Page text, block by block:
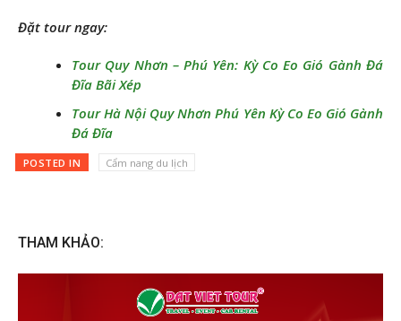
Đặt tour ngay:
Tour Quy Nhơn – Phú Yên: Kỳ Co Eo Gió Gành Đá
Đĩa Bãi Xép
Tour Hà Nội Quy Nhơn Phú Yên Kỳ Co Eo Gió Gành
Đá Đĩa
POSTED IN Cẩm nang du lịch
THAM KHẢO: